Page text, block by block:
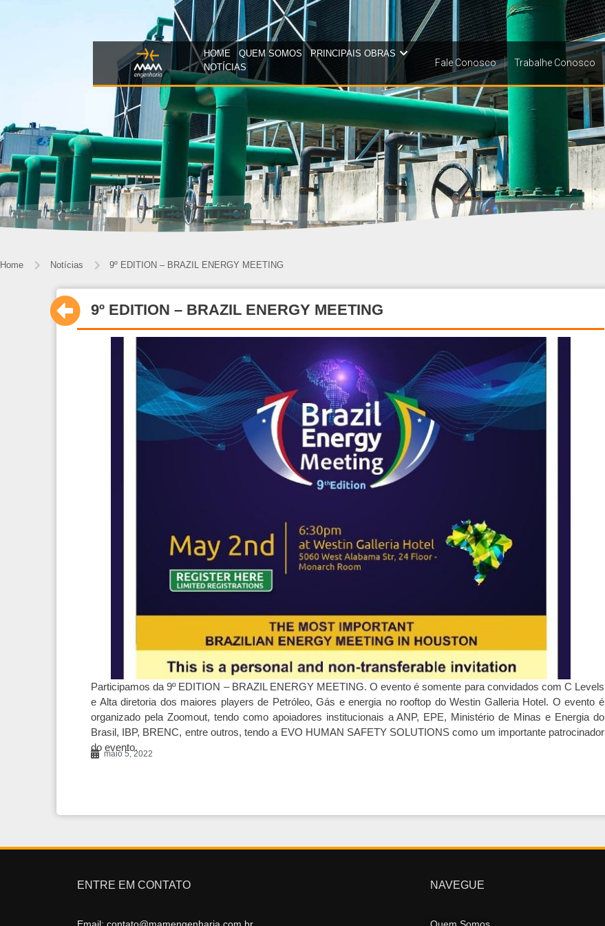
HOME QUEM SOMOS
PRINCIPAIS OBRAS
NOTÍCIAS
Fale Conosco Trabalhe Conosco
Home Notícias 9º EDITION – BRAZIL ENERGY MEETING
9º EDITION – BRAZIL ENERGY MEETING
Participamos da 9º EDITION – BRAZIL ENERGY MEETING. O evento é somente para convidados com C Levels
e Alta diretoria dos maiores players de Petróleo, Gás e energia no rooftop do Westin Galleria Hotel. O evento é
organizado pela Zoomout, tendo como apoiadores institucionais a ANP, EPE, Ministério de Minas e Energia do
Brasil, IBP, BRENC, entre outros, tendo a EVO HUMAN SAFETY SOLUTIONS como um importante patrocinador
do evento.
maio 5, 2022
ENTRE EM CONTATO NAVEGUE